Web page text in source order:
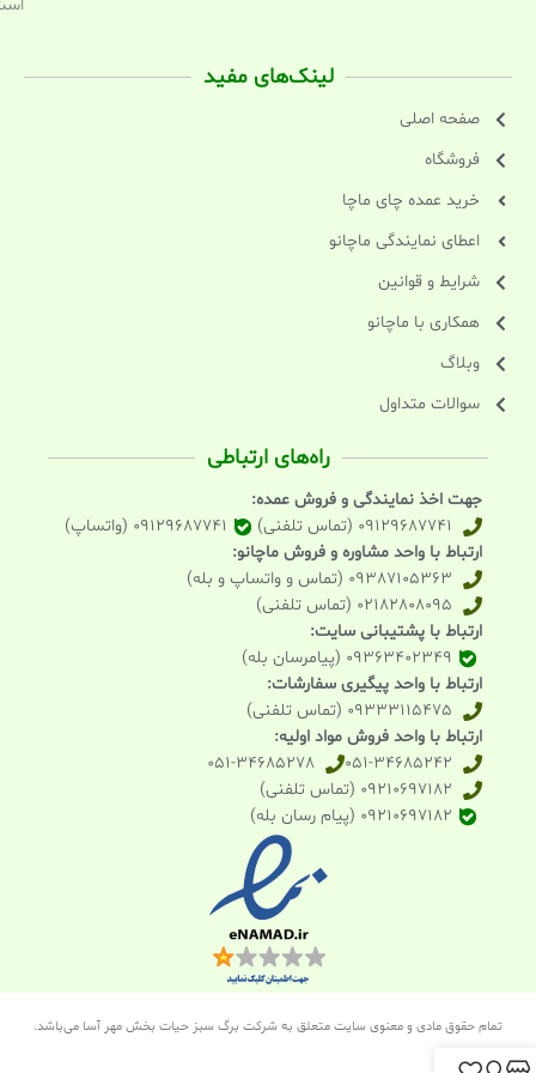
لینک‌های مفید
صفحه اصلی
فروشگاه
خرید عمده چای ماچا
اعطای نمایندگی ماچانو
شرایط و قوانین
همکاری با ماچانو
وبلاگ
سوالات متداول
راه‌های ارتباطی
جهت اخذ نمایندگی و فروش عمده:
09129687741 (تماس تلفنی)
09129687741 (واتساپ)
ارتباط با واحد مشاوره و فروش ماچانو:
09387105363 (تماس و واتساپ و بله)
02182808095 (تماس تلفنی)
ارتباط با پشتیبانی سایت:
09363402349 (پیامرسان بله)
ارتباط با واحد پیگیری سفارشات:
09333115475 (تماس تلفنی)
ارتباط با واحد فروش مواد اولیه:
051-34685242
051-34685278
09210697182 (تماس تلفنی)
09210697182 (پیام رسان بله)
تمام حقوق مادی و معنوی سایت متعلق به شرکت برگ سبز حیات بخش مهر آسا می‌باشد.